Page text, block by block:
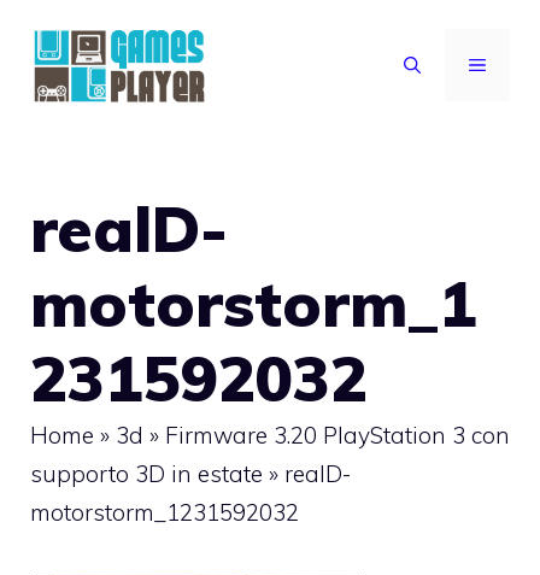
contenuto
MENU
realD-
motorstorm_1
231592032
Home » 3d » Firmware 3.20 PlayStation 3 con
supporto 3D in estate » realD-
motorstorm_1231592032